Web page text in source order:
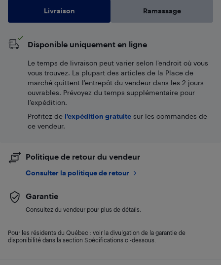
Livraison Ramassage
Disponible uniquement en ligne
Le temps de livraison peut varier selon l'endroit où vous
vous trouvez. La plupart des articles de la Place de
marché quittent l’entrepôt du vendeur dans les 2 jours
ouvrables. Prévoyez du temps supplémentaire pour
l’expédition.
Profitez de l'expédition gratuite sur les commandes de
ce vendeur.
Politique de retour du vendeur
Consulter la politique de retour
Garantie
Consultez du vendeur pour plus de détails.
Pour les résidents du Québec : voir la divulgation de la garantie de
disponibilité dans la section Spécifications ci-dessous.